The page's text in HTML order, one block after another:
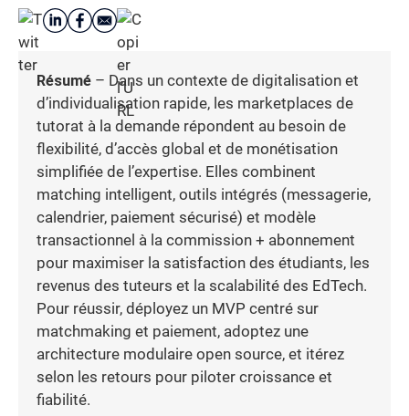
Résumé – Dans un contexte de digitalisation et
d’individualisation rapide, les marketplaces de
tutorat à la demande répondent au besoin de
flexibilité, d’accès global et de monétisation
simplifiée de l’expertise. Elles combinent
matching intelligent, outils intégrés (messagerie,
calendrier, paiement sécurisé) et modèle
transactionnel à la commission + abonnement
pour maximiser la satisfaction des étudiants, les
revenus des tuteurs et la scalabilité des EdTech.
Pour réussir, déployez un MVP centré sur
matchmaking et paiement, adoptez une
architecture modulaire open source, et itérez
selon les retours pour piloter croissance et
fiabilité.